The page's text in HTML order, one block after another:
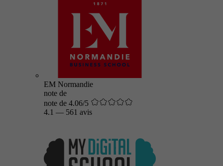
EM Normandie
note de
note de 4.06/5
4.1 — 561 avis